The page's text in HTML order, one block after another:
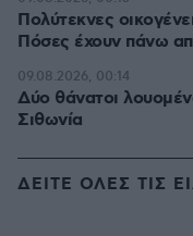
Πολύτεκνες
Πόσες έχουν πάνω
Δύο θάνατοι
Σιθωνία
09.08.2026, 00:14
ΔΕΙΤΕ ΟΛΕΣ ΤΙΣ